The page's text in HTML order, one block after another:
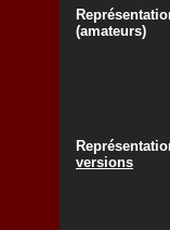
(amateurs)
versions